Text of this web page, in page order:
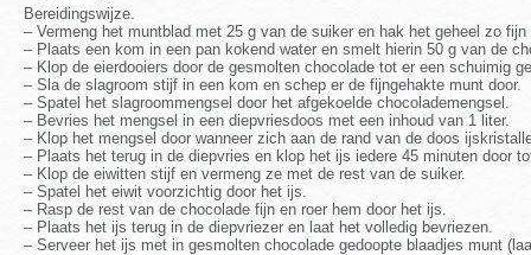
Bereidingswijze.
– Vermeng het muntblad met 25 g van de suiker en hak het geheel zo
– Plaats een kom in een pan kokend water en smelt hierin 50 g van de
– Klop de eierdooiers door de gesmolten chocolade tot er een schuimig
– Sla de slagroom stijf in een kom en schep er de fijngehakte munt door.
– Spatel het slagroommengsel door het afgekoelde chocolademengsel.
– Bevries het mengsel in een diepvriesdoos met een inhoud van 1 liter.
– Klop het mengsel door wanneer zich aan de rand van de doos
– Plaats het terug in de diepvries en klop het ijs iedere 45 minuten door
– Klop de eiwitten stijf en vermeng ze met de rest van de suiker.
– Spatel het eiwit voorzichtig door het ijs.
– Rasp de rest van de chocolade fijn en roer hem door het ijs.
– Plaats het ijs terug in de diepvriezer en laat het volledig bevriezen.
– Serveer het ijs met in gesmolten chocolade gedoopte blaadjes munt